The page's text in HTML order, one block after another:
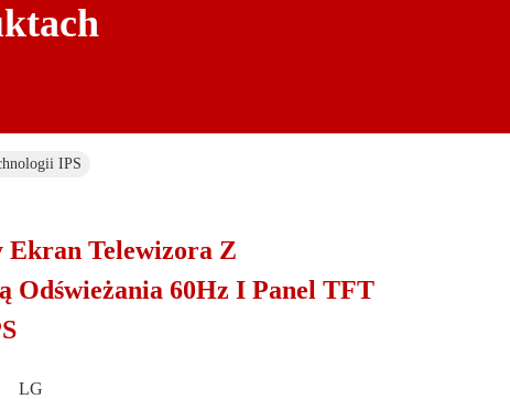
IPS
Ekran Telewizora Z
Odświeżania 60Hz I Panel TFT
LG